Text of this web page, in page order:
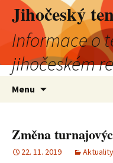
Jihočeský
Informace o
jihočeském
Menu
Změna
22. 11. 2019 Aktuality